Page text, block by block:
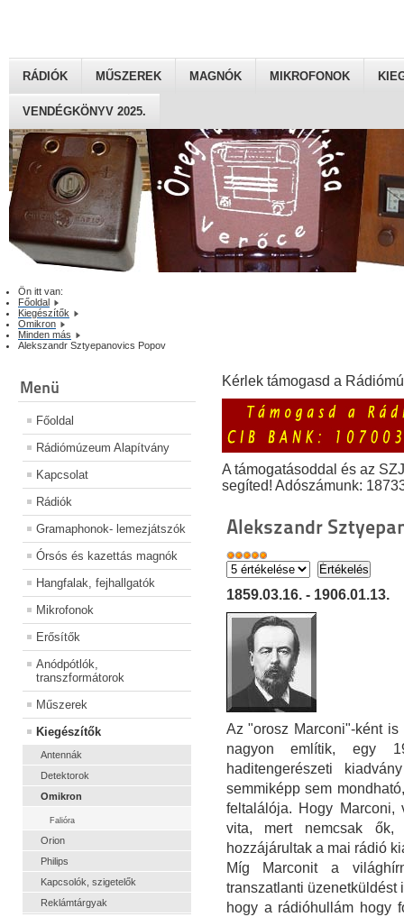
RÁDIÓK MŰSZEREK MAGNÓK MIKROFONOK
VENDÉGKÖNYV 2025.
Ön itt van:
Főoldal
Kiegészítők
Omikron
Minden más
Alekszandr Sztyepanovics Popov
Menü
Főoldal
Rádiómúzeum Alapítvány
Kapcsolat
Rádiók
Gramaphonok- lemezjátszók
Órsós és kazettás magnók
Hangfalak, fejhallgatók
Mikrofonok
Erősítők
Anódpótlók,
transzformátorok
Műszerek
Kiegészítők
Antennák
Detektorok
Omikron
Falióra
Orion
Philips
Kapcsolók, szigetelők
Reklámtárgyak
Kérlek támogasd a
A támogatásoddal és az
segíted! Adószámunk:
Alekszandr
1859.03.16. - 1906.01.13.
Az "orosz Marconi"-ként
nagyon említik, egy
haditengerészeti
semmiképp sem
feltalálója. Hogy Marconi,
vita, mert nemcsak
hozzájárultak a mai rádió
Míg Marconit a
transzatlanti üzenetküldést
hogy a rádióhullám hogy